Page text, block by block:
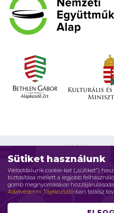
Sütiket használunk
Weboldalunk cookie-kat („sütiket”)
biztosítása mellett a legjobb
gomb megnyomásával
Adatvédelmi Tájékoztató-ban találsz
Impresszum